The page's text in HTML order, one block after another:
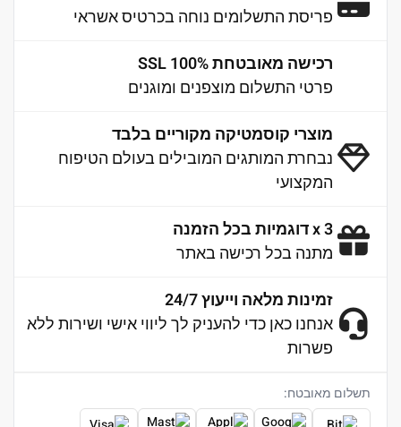
פריסת התשלומים נוחה בכרטיס אשראי
רכישה מאובטחת 100% SSL
פרטי התשלום מוצפנים ומוגנים
מוצרי קוסמטיקה מקוריים בלבד
נבחרת המותגים המובילים בעולם הטיפוח
המקצועי
3 x דוגמיות בכל הזמנה
מתנה בכל רכישה באתר
זמינות מלאה וייעוץ 24/7
אנחנו כאן כדי להעניק לך ליווי אישי ושירות ללא
פשרות
תשלום מאובטח: